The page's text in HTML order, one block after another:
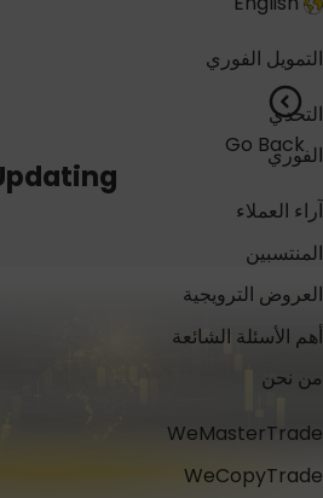
التمويل الفوري
التحدي
الفوري
آراء العملاء
المنتسبين
العروض الترويجية
أهم الأسئلة الشائعة
من نحن
WeMasterTrade
WeCopyTrade
Go Back